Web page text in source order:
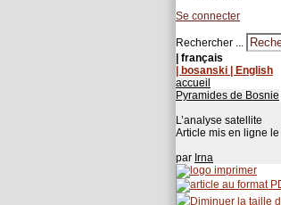
Se connecter
Rechercher ...
| français
| bosanski | English
accueil
Pyramides de Bosnie
L’analyse satellite
Article mis en ligne le
par Irna